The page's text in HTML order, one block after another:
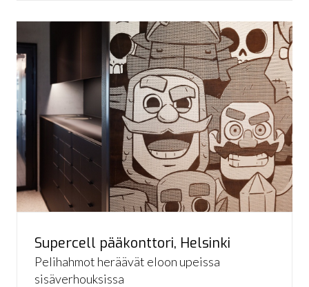
Supercell pääkonttori, Helsinki
Pelihahmot heräävät eloon upeissa
sisäverhouksissa